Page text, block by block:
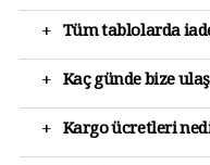
+ Tüm tablolarda
+ Kaç günde bize
+ Kargo ücretleri